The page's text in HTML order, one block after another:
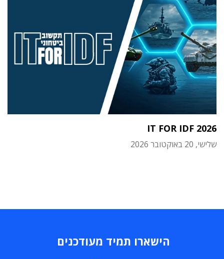
IT FOR IDF 2026
שלישי, 20 באוקטובר 2026
הישארו תמיד מעודכנים